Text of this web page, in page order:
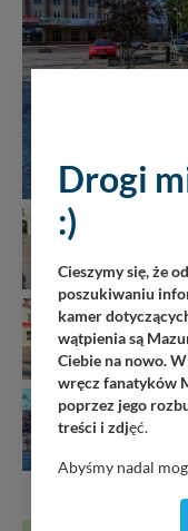
Drogi
:)
Cieszymy się, że
poszukiwaniu
kamer
wątpienia są
Ciebie na nowo.
wręcz fanatyków
poprzez jego
treści i zdjęć.
Abyśmy nadal
dostosować do